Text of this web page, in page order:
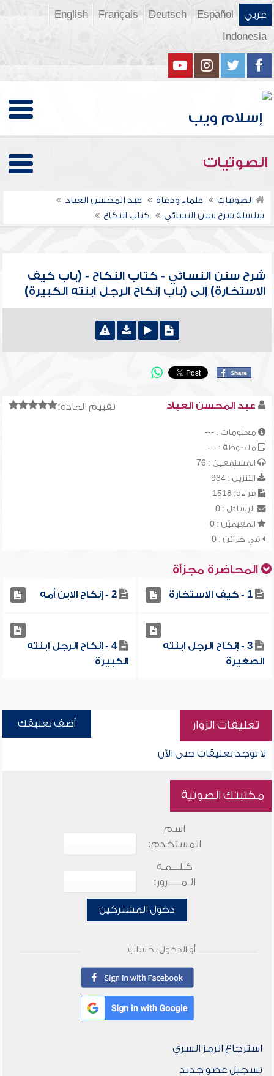
عربي Español
Deutsch
Français
English
Indonesia
الصوتيات
الصوتيات علماء ودعاة
عبد المحسن العباد
سلسلة شرح سنن النسائي
كتاب النكاح
شرح سنن النسائي - كتاب النكاح - (باب كيف
الاستخارة) إلى (باب إنكاح الرجل ابنته الكبيرة)
تقييم المادة: عبد المحسن العباد
معلومات : ---
ملحوظة : ---
المستمعين : 76
التنزيل : 984
قراءة: 1518
الرسائل : 0
المقيميّن : 0
في خزائن : 0
المحاضرة مجزأة
1 - كيف الاستخارة 2 - إنكاح الابن أمه
3 - إنكاح الرجل ابنته
الصغيرة
4 - إنكاح الرجل ابنته
الكبيرة
تعليقات الزوار أضف تعليقك
لا توجد تعليقات حتى الآن
مكتبتك الصوتية
اسم
المستخدم:
كـلـــمـة
الـمـــــرور:
دخول المشتركين
أو الدخول بحساب
استرجاع الرمز السري
تسجيل عضو جديد